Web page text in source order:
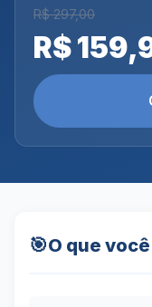
R$ 297,00
R$
🎯O que